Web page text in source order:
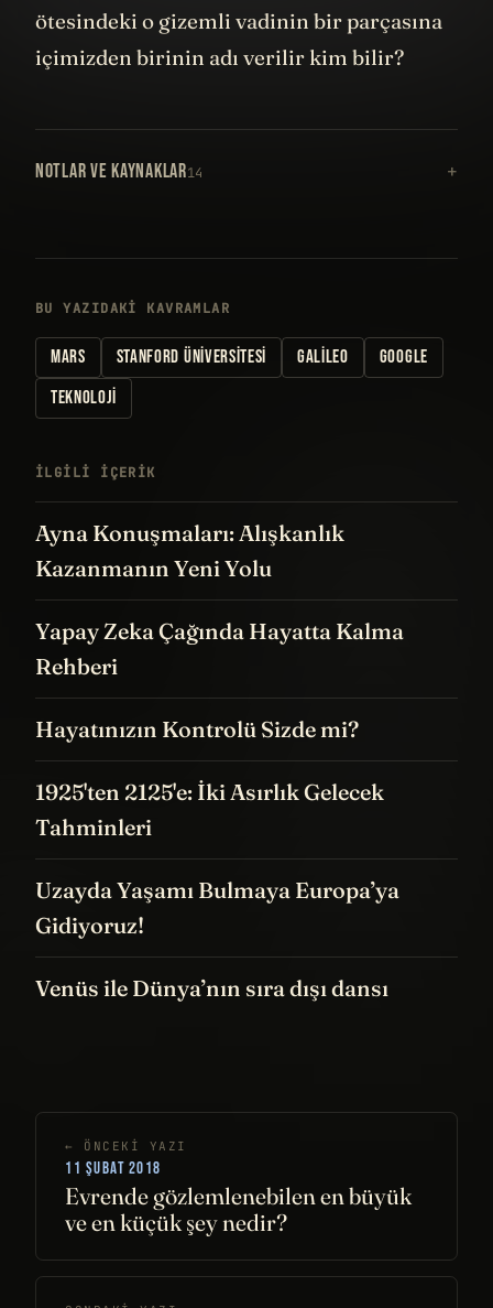
ötesindeki o gizemli vadinin bir parçasına
içimizden birinin adı verilir kim bilir?
NOTLAR VE KAYNAKLAR14
BU YAZIDAKI KAVRAMLAR
MARS STANFORD ÜNIVERSITESI GALILEO
GOOGLE
TEKNOLOJI
İLGILI IÇERIK
Ayna Konuşmaları: Alışkanlık
Kazanmanın Yeni Yolu
Yapay Zeka Çağında Hayatta Kalma
Rehberi
Hayatınızın Kontrolü Sizde mi?
1925'ten 2125'e: İki Asırlık Gelecek
Tahminleri
Uzayda Yaşamı Bulmaya Europa’ya
Gidiyoruz!
Venüs ile Dünya’nın sıra dışı dansı
← ÖNCEKI YAZI
11 ŞUBAT 2018
Evrende gözlemlenebilen en büyük
ve en küçük şey nedir?